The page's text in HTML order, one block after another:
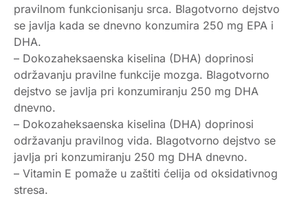
pravilnom funkcionisanju srca. Blagotvorno dejstvo
se javlja kada se dnevno konzumira 250 mg EPA i
DHA.
– Dokozaheksaenska kiselina (DHA) doprinosi
održavanju pravilne funkcije mozga. Blagotvorno
dejstvo se javlja pri konzumiranju 250 mg DHA
dnevno.
– Dokozaheksaenska kiselina (DHA) doprinosi
održavanju pravilnog vida. Blagotvorno dejstvo se
javlja pri konzumiranju 250 mg DHA dnevno.
– Vitamin E pomaže u zaštiti ćelija od oksidativnog
stresa.